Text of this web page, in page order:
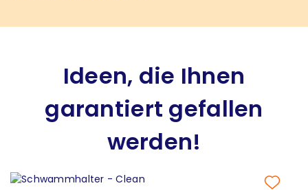
Ideen, die Ihnen
garantiert gefallen
werden!